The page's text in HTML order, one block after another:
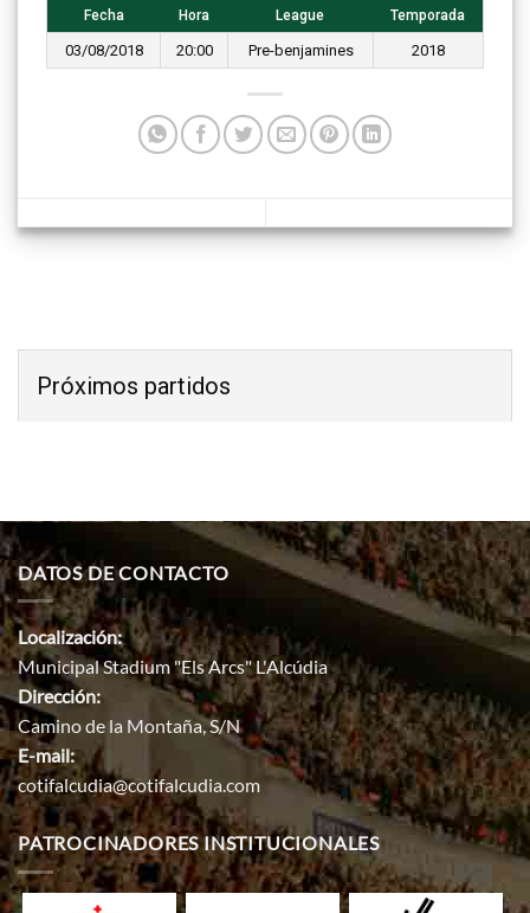
Fecha Hora League Temporada
03/08/2018 20:00 Pre-benjamines 2018
Próximos partidos
DATOS DE CONTACTO
Localización:
Municipal Stadium "Els Arcs" L'Alcúdia
Dirección:
Camino de la Montaña, S/N
E-mail:
cotifalcudia@cotifalcudia.com
PATROCINADORES INSTITUCIONALES